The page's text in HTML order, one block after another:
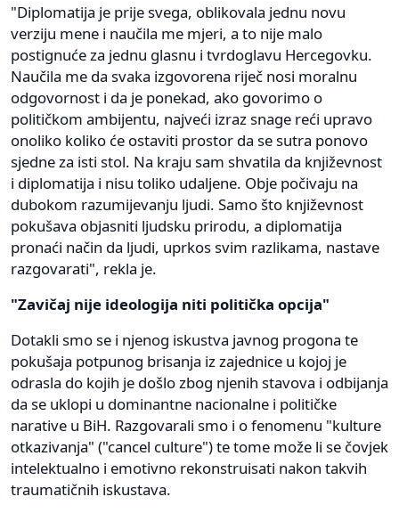
"Diplomatija je prije svega, oblikovala jednu novu
verziju mene i naučila me mjeri, a to nije malo
postignuće za jednu glasnu i tvrdoglavu Hercegovku.
Naučila me da svaka izgovorena riječ nosi moralnu
odgovornost i da je ponekad, ako govorimo o
političkom ambijentu, najveći izraz snage reći upravo
onoliko koliko će ostaviti prostor da se sutra ponovo
sjedne za isti stol. Na kraju sam shvatila da književnost
i diplomatija i nisu toliko udaljene. Obje počivaju na
dubokom razumijevanju ljudi. Samo što književnost
pokušava objasniti ljudsku prirodu, a diplomatija
pronaći način da ljudi, uprkos svim razlikama, nastave
razgovarati", rekla je.
"Zavičaj nije ideologija niti politička opcija"
Dotakli smo se i njenog iskustva javnog progona te
pokušaja potpunog brisanja iz zajednice u kojoj je
odrasla do kojih je došlo zbog njenih stavova i odbijanja
da se uklopi u dominantne nacionalne i političke
narative u BiH. Razgovarali smo i o fenomenu "kulture
otkazivanja" ("cancel culture") te tome može li se čovjek
intelektualno i emotivno rekonstruisati nakon takvih
traumatičnih iskustava.